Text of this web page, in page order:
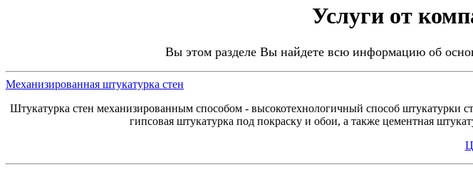
Услуги от
Вы этом разделе Вы найдете всю информацию об
Механизированная штукатурка стен
Штукатурка стен механизированным способом - высокотехнологичный способ штукатурки
гипсовая штукатурка под покраску и обои, а также цементная